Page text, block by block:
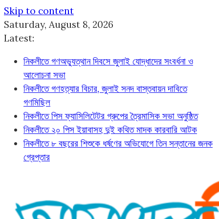
Skip to content
Saturday, August 8, 2026
Latest:
নিকলীতে গণঅভ্যুত্থান দিবসে জুলাই যোদ্ধাদের সংবর্ধনা ও
আলোচনা সভা
নিকলীতে গণহত্যার বিচার, জুলাই সনদ বাস্তবায়ন দাবিতে
গণমিছিল
নিকলীতে পিস ফ্যাসিলিটেটর গ্রুপের ত্রৈমাসিক সভা অনুষ্ঠিত
নিকলীতে ২০ পিস ইয়াবাসহ দুই কথিত মাদক কারবারি আটক
নিকলীতে ৮ বছরের শিশুকে ধর্ষণের অভিযোগে তিন সন্তানের জনক
গ্রেপ্তার